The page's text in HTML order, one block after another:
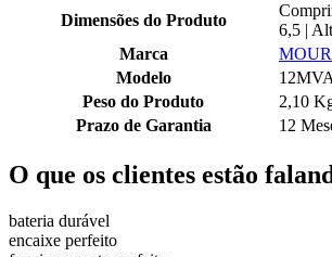
Dimensões do Produto
6,5 |
Marca
Modelo
Peso do Produto
2,10
Prazo de Garantia
12
O que os clientes estão
bateria durável
encaixe perfeito